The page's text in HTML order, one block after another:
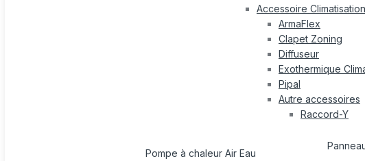
Accessoire Climatisation
ArmaFlex
Clapet Zoning
Diffuseur
Exothermique
Pipal
Autre accessoires
Raccord-Y
Pompe à chaleur Air Eau